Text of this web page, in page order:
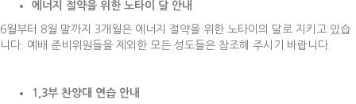
에너지 절약을 위한 노타이 달 안내
6월부터 8월 말까지 3개월은 에너지 절약을 위한 노타이의 달로 지키고 있습
니다. 예배 준비위원들을 제외한 모든 성도들은 참조해 주시기 바랍니다.
1,3부 찬양대 연습 안내